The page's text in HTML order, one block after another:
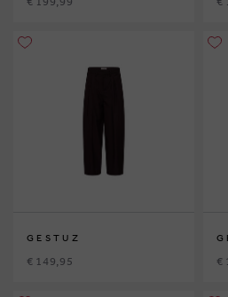
GESTUZ
€ 149,95 €